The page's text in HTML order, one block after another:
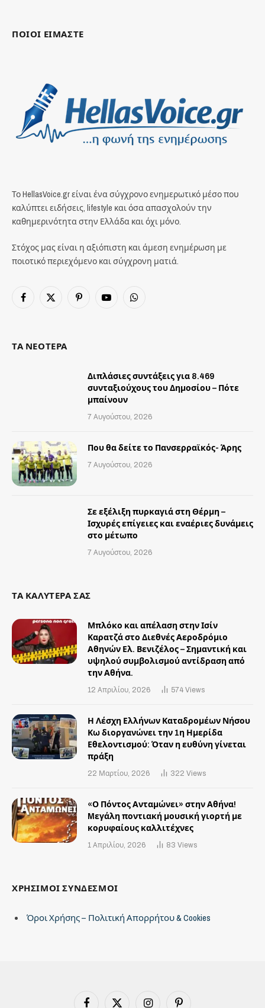
ΠΟΙΟΙ ΕΙΜΑΣΤΕ
Το HellasVoice.gr είναι ένα σύγχρονο ενημερωτικό μέσο που
καλύπτει ειδήσεις, lifestyle και όσα απασχολούν την
καθημερινότητα στην Ελλάδα και όχι μόνο.
Στόχος μας είναι η αξιόπιστη και άμεση ενημέρωση με
ποιοτικό περιεχόμενο και σύγχρονη ματιά.
Facebook
X
PinterestYouTubeWhatsApp
ΤΑ ΝΕΟΤΕΡΑ
Διπλάσιες συντάξεις για 8.469
συνταξιούχους του Δημοσίου – Πότε
μπαίνουν
7 Αυγούστου, 2026
Που θα δείτε το Πανσερραϊκός- Άρης
7 Αυγούστου, 2026
Σε εξέλιξη πυρκαγιά στη Θέρμη –
Ισχυρές επίγειες και εναέριες δυνάμεις
στο μέτωπο
7 Αυγούστου, 2026
ΤΑ ΚΑΛΥΤΕΡΑ ΣΑΣ
Μπλόκο και απέλαση στην Ισίν
Καρατζά στο Διεθνές Αεροδρόμιο
Αθηνών Ελ. Βενιζέλος – Σημαντική και
υψηλού συμβολισμού αντίδραση από
την Αθήνα.
12 Απριλίου, 2026 574 Views
Η Λέσχη Ελλήνων Καταδρομέων Νήσου
Κω διοργανώνει την 1η Ημερίδα
Εθελοντισμού: Όταν η ευθύνη γίνεται
πράξη
22 Μαρτίου, 2026 322 Views
«Ο Πόντος Ανταμώνει» στην Αθήνα!
Mεγάλη ποντιακή μουσική γιορτή με
κορυφαίους καλλιτέχνες
1 Απριλίου, 2026 83 Views
ΧΡΗΣΙΜΟΙ ΣΥΝΔΕΣΜΟΙ
Όροι Χρήσης – Πολιτική Απορρήτου & Cookies